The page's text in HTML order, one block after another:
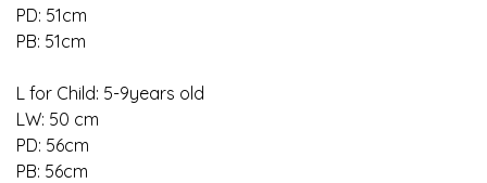
PD: 51cm
PB: 51cm
L for Child: 5-9years old
LW: 50 cm
PD: 56cm
PB: 56cm